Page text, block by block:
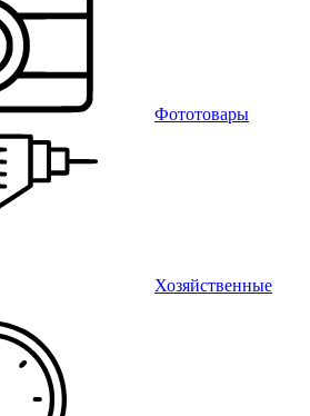
Фототовары
Хозяйственные